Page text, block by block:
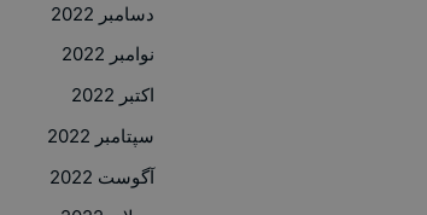
دسامبر 2022
نوامبر 2022
اکتبر 2022
سپتامبر 2022
آگوست 2022